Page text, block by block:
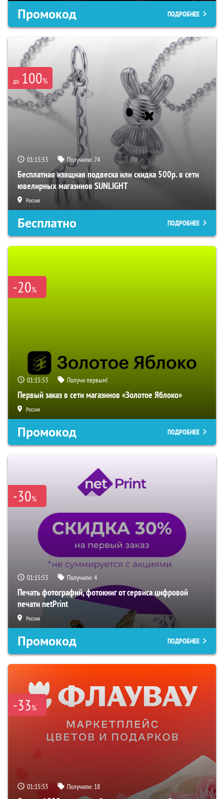
Промокод ПОДРОБНЕЕ
до 100%
01:15:51 Получили:74
Бесплатная изящная подвеска или скидка 500р. в сети
ювелирных магазинов SUNLIGHT
Россия
Бесплатно ПОДРОБНЕЕ
-20%
01:15:51 Получи первым!
Первый заказ в сети магазинов «Золотое Яблоко»
Россия
Промокод ПОДРОБНЕЕ
-30%
01:15:51 Получили:4
Печать фотографий, фотокниг от сервиса цифровой
печати netPrint
Россия
Промокод ПОДРОБНЕЕ
-33%
01:15:51 Получили: 18